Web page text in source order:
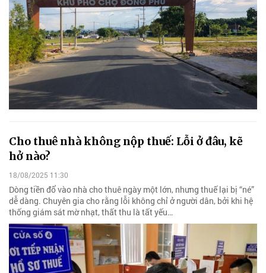
Cho thuê nhà không nộp thuế: Lỗi ở đâu, kẽ
hở nào?
18/08/2025 11:30
Dòng tiền đổ vào nhà cho thuê ngày một lớn, nhưng thuế lại bị “né”
dễ dàng. Chuyên gia cho rằng lỗi không chỉ ở người dân, bởi khi hệ
thống giám sát mờ nhạt, thất thu là tất yếu…